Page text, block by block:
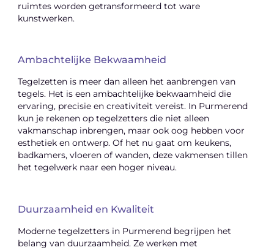
ruimtes worden getransformeerd tot ware
kunstwerken.
Ambachtelijke Bekwaamheid
Tegelzetten is meer dan alleen het aanbrengen van
tegels. Het is een ambachtelijke bekwaamheid die
ervaring, precisie en creativiteit vereist. In Purmerend
kun je rekenen op tegelzetters die niet alleen
vakmanschap inbrengen, maar ook oog hebben voor
esthetiek en ontwerp. Of het nu gaat om keukens,
badkamers, vloeren of wanden, deze vakmensen tillen
het tegelwerk naar een hoger niveau.
Duurzaamheid en Kwaliteit
Moderne tegelzetters in Purmerend begrijpen het
belang van duurzaamheid. Ze werken met